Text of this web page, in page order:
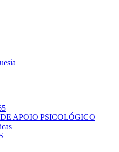
APOIO PSICOLÓGICO